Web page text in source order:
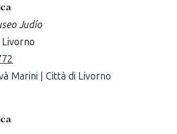
Judío
Livorno
Marini | Città di Livorno